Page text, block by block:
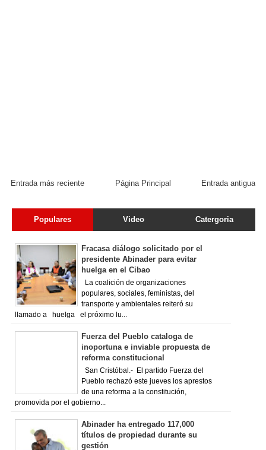
Entrada más reciente Entrada antigua
Página Principal
Populares Video Catergoria
Fracasa diálogo solicitado por el
presidente Abinader para evitar
huelga en el Cibao
La coalición de organizaciones
populares, sociales, feministas, del
transporte y ambientales reiteró su
llamado a huelga el próximo lu...
Fuerza del Pueblo cataloga de
inoportuna e inviable propuesta de
reforma constitucional
San Cristóbal.- El partido Fuerza del
Pueblo rechazó este jueves los aprestos
de una reforma a la constitución,
promovida por el gobierno...
Abinader ha entregado 117,000
títulos de propiedad durante su
gestión